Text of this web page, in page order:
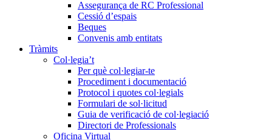
Assegurança de RC Professional
Cessió d’espais
Beques
Convenis amb entitats
Tràmits
Col·legia’t
Per què col·legiar-te
Procediment i documentació
Protocol i quotes col·legials
Formulari de sol·licitud
Guia de verificació de col·legiació
Directori de Professionals
Oficina Virtual